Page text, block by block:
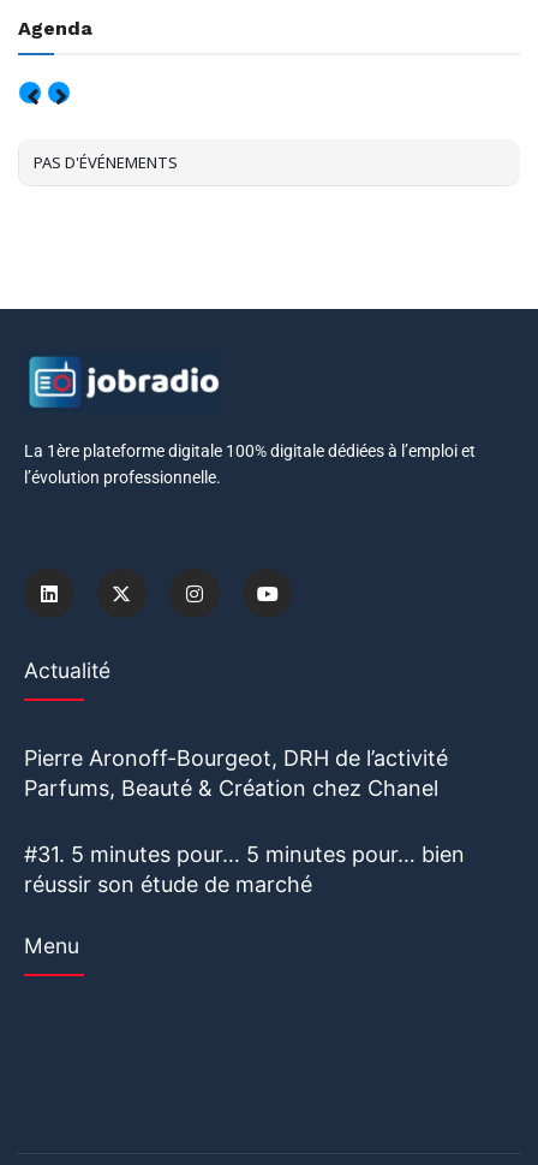
Agenda
PAS D'ÉVÉNEMENTS
La 1ère plateforme digitale 100% digitale dédiées à l’emploi et
l’évolution professionnelle.
Actualité
Pierre Aronoff-Bourgeot, DRH de l’activité
Parfums, Beauté & Création chez Chanel
#31. 5 minutes pour… 5 minutes pour… bien
réussir son étude de marché
Menu